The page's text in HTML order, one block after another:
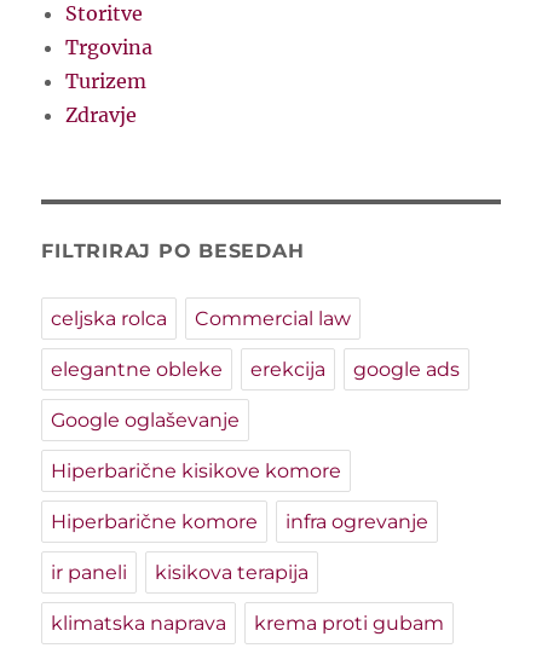
Storitve
Trgovina
Turizem
Zdravje
FILTRIRAJ PO BESEDAH
celjska rolca Commercial law
elegantne obleke erekcija google ads
Google oglaševanje
Hiperbarične kisikove komore
Hiperbarične komore infra ogrevanje
ir paneli kisikova terapija
klimatska naprava krema proti gubam